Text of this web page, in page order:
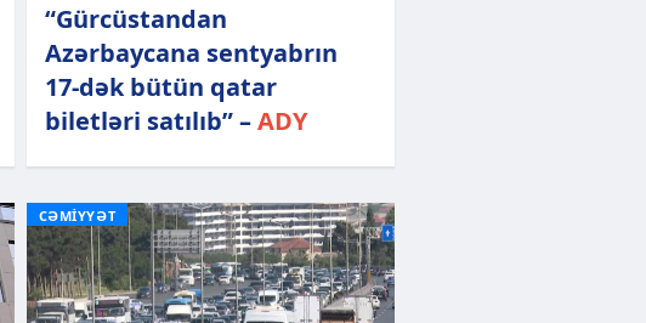
“Gürcüstandan
Azərbaycana sentyabrın
17-dək bütün qatar
biletləri satılıb” –ADY
CƏMİYYƏT